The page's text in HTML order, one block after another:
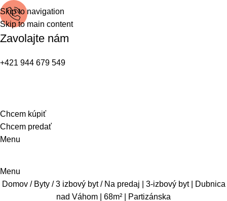
Skip to navigation
Skip to main content
Zavolajte nám
+421 944 679 549
Chcem kúpiť
Chcem predať
Menu
Menu
Domov
Byty 3 izbový byt
Na predaj | 3-izbový byt | Dubnica
nad Váhom | 68m² | Partizánska